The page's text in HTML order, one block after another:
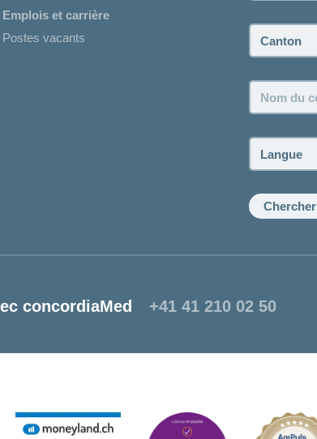
Emplois et carrière
Postes vacants
Canton:
Nom
du
ou
de
la
Langue:
Chercher
concordiaMed +41 41 210 02 50